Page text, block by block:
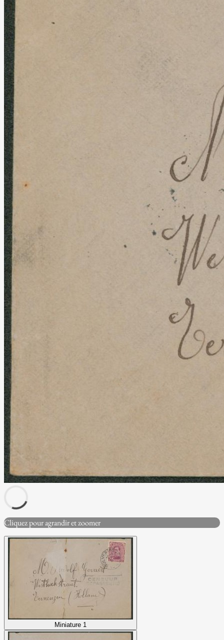
Cliquez pour agrandir et zoomer
Miniature 1